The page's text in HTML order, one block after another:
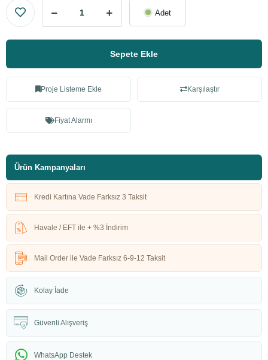
Adet
Sepete Ekle
Proje Listeme Ekle Karşılaştır
Fiyat Alarmı
Ürün Kampanyaları
Kredi Kartına Vade Farksız 3 Taksit
Havale / EFT ile + %3 İndirim
Mail Order ile Vade Farksız 6-9-12 Taksit
Kolay İade
Güvenli Alışveriş
WhatsApp Destek